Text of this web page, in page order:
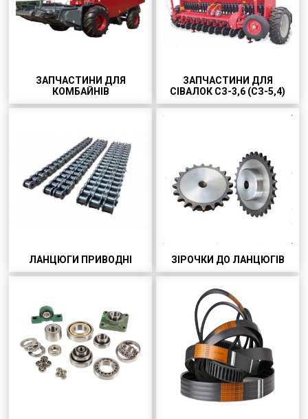
Ролікові ланцюги з кроком:
ПР-15.875, ПР-19.05, ПР-25.4,
багаторядні.
Великий вибір виробників.
ЗАПЧАСТИНИ ДЛЯ
КОМБАЙНІВ
ЗАПЧАСТИНИ ДЛЯ
СІВАЛОК СЗ-3,6 (СЗ-5,4)
ЛАНЦЮГИ ПРИВОДНІ ЗІРОЧКИ ДО ЛАНЦЮГІВ